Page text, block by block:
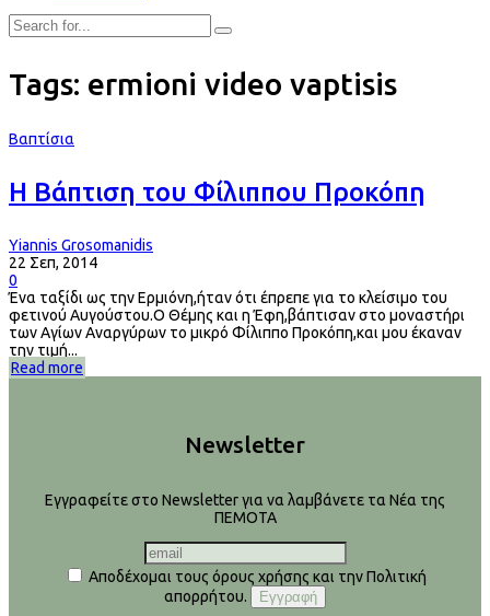
Tags: ermioni video vaptisis
Βαπτίσια
H Βάπτιση του Φίλιππου Προκόπη
Yiannis Grosomanidis
22 Σεπ, 2014
0
Ένα ταξίδι ως την Ερμιόνη,ήταν ότι έπρεπε για το κλείσιμο του
φετινού Αυγούστου.Ο Θέμης και η Έφη,βάπτισαν στο μοναστήρι
των Αγίων Αναργύρων το μικρό Φίλιππο Προκόπη,και μου έκαναν
την τιμή...
Read more
Newsletter
Εγγραφείτε στο Newsletter για να λαμβάνετε τα Νέα της
ΠΕΜΟΤΑ
Αποδέχομαι τους όρους χρήσης και την Πολιτική
απορρήτου.